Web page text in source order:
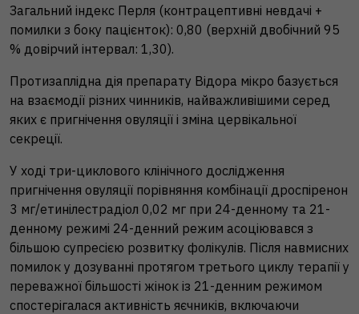
Загальний індекс Перля (контрацептивні невдачі +
помилки з боку пацієнток): 0,80 (верхній двобічний 95
% довірчий інтервал: 1,30).
Протизаплідна дія препарату Відора мікро базується
на взаємодії різних чинників, найважливішими серед
яких є пригнічення овуляції і зміна цервікальної
секреції.
У ході три-циклового клінічного дослідження
пригнічення овуляції порівняння комбінації дроспіренон
3 мг/етинілестрадіол 0,02 мг при 24-денному та 21-
денному режимі 24-денний режим асоціювався з
більшою супресією розвитку фолікулів. Після навмисних
помилок у дозуванні протягом третього циклу терапії у
переважної більшості жінок із 21-денним режимом
спостерігалася активність яєчників, включаючи